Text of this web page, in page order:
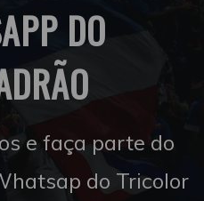
DO
e faça parte do
do Tricolor